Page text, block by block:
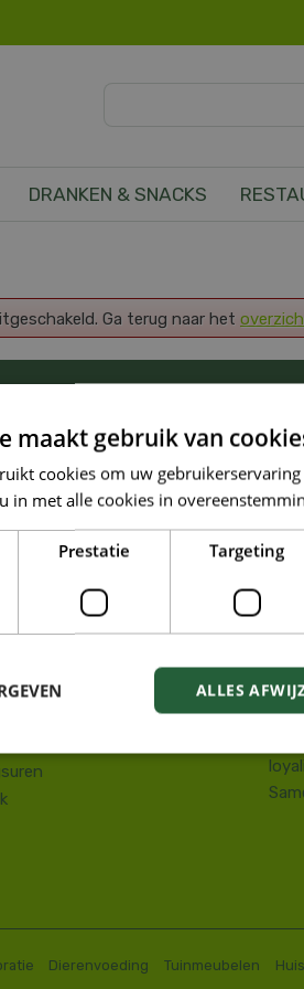
DRANKEN & SNACKS
Ga terug naar het
143
41 10 08
nummer: 0208:0845509606
Tuin
Dierenvoeding Tuinmeubelen
maakt gebruik van
cookies om uw
in met alle cookies in
Prestatie Targeting
ALLES